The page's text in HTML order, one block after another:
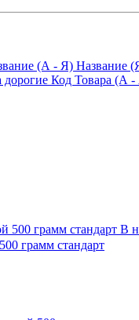
(А - Я) Название
дорогие Код Товара (А -
В
грамм стандарт